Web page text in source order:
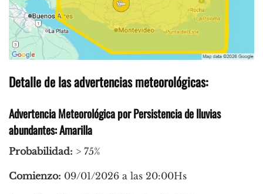
Detalle de las advertencias meteorológicas:
Advertencia Meteorológica por Persistencia de lluvias
abundantes: Amarilla
Probabilidad: > 75%
Comienzo: 09/01/2026 a las 20:00Hs